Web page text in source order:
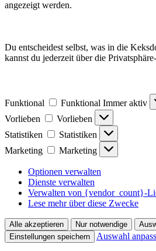
angezeigt werden.
Du entscheidest selbst, was in die
kannst du jederzeit über die
Funktional Funktional Immer aktiv
Vorlieben
Vorlieben
Statistiken
Statistiken
Marketing
Marketing
Optionen verwalten
Dienste verwalten
Verwalten von {vendor_count}-
Lese mehr über diese Zwecke
Alle akzeptieren Nur notwendige
Einstellungen speichern
Auswahl